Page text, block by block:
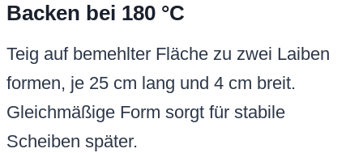
Backen bei 180 °C
Teig auf bemehlter Fläche zu zwei Laiben
formen, je 25 cm lang und 4 cm breit.
Gleichmäßige Form sorgt für stabile
Scheiben später.